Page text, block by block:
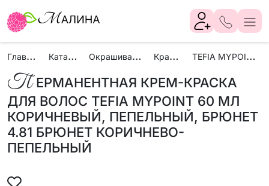
Г
лавная К
аталог О
крашивание К
раски T
EFIA MYPOINT
П ЕРМАНЕНТНАЯ КРЕМ-КРАСКА
ДЛЯ ВОЛОС TEFIA MYPOINT 60 МЛ
КОРИЧНЕВЫЙ, ПЕПЕЛЬНЫЙ, БРЮНЕТ
4.81 БРЮНЕТ КОРИЧНЕВО-
ПЕПЕЛЬНЫЙ